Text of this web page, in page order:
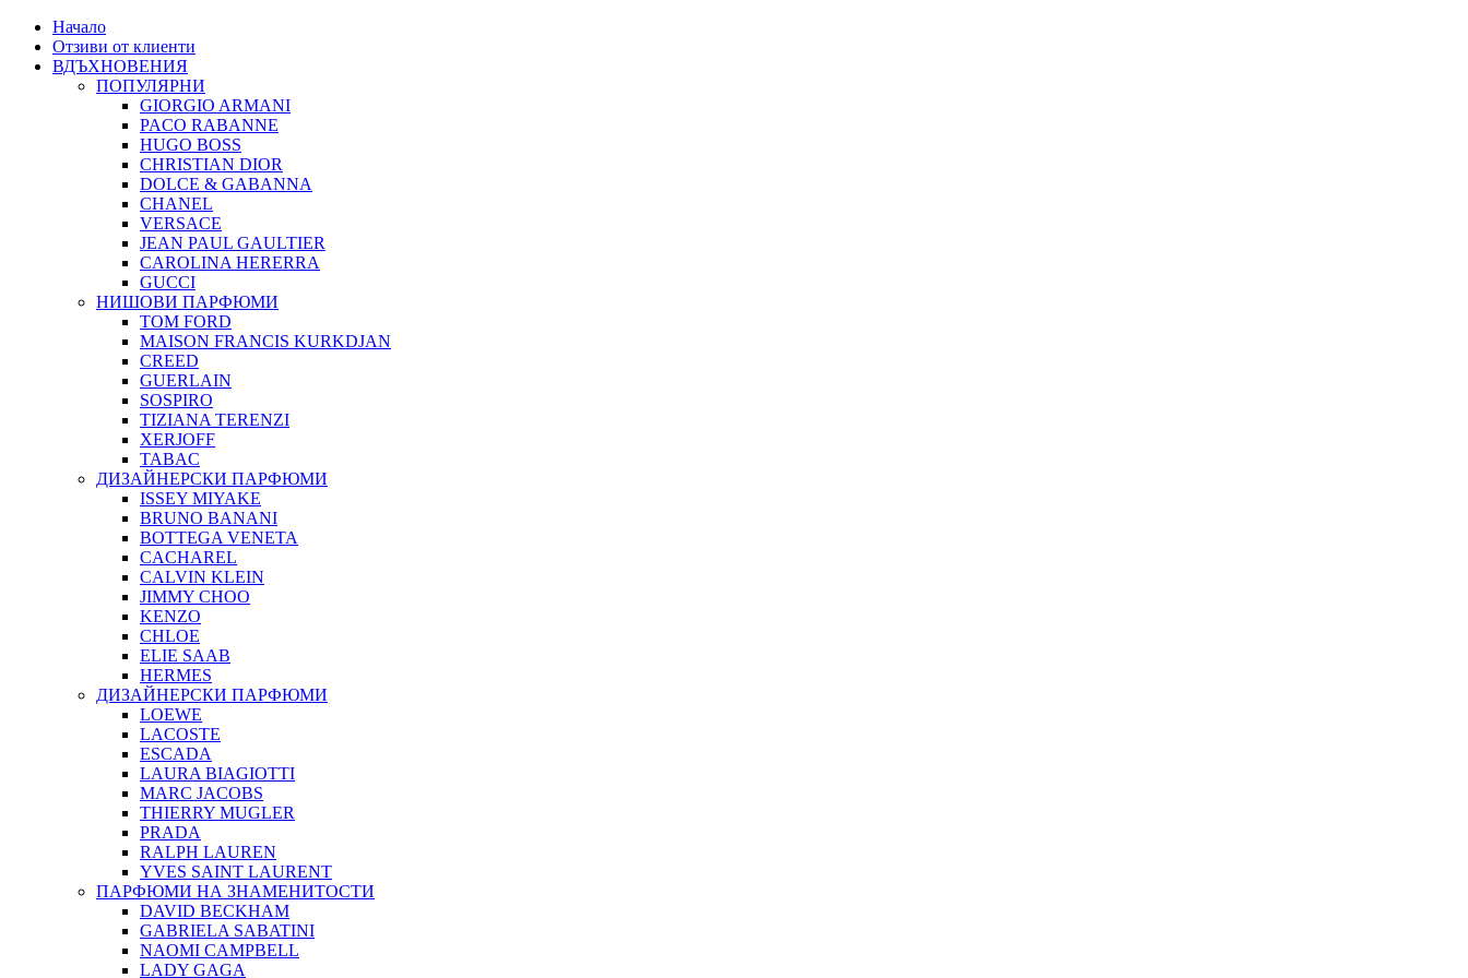
Начало
Отзиви от клиенти
ВДЪХНОВЕНИЯ
ПОПУЛЯРНИ
GIORGIO ARMANI
PACO RABANNE
HUGO BOSS
CHRISTIAN DIOR
DOLCE & GABANNA
CHANEL
VERSACE
JEAN PAUL GAULTIER
CAROLINA HERERRA
GUCCI
НИШОВИ ПАРФЮМИ
TOM FORD
MAISON FRANCIS KURKDJAN
CREED
GUERLAIN
SOSPIRO
TIZIANA TERENZI
XERJOFF
TABAC
ДИЗАЙНЕРСКИ ПАРФЮМИ
ISSEY MIYAKE
BRUNO BANANI
BOTTEGA VENETA
CACHAREL
CALVIN KLEIN
JIMMY CHOO
KENZO
CHLOE
ELIE SAAB
HERMES
ДИЗАЙНЕРСКИ ПАРФЮМИ
LOEWE
LACOSTE
ESCADA
LAURA BIAGIOTTI
MARC JACOBS
THIERRY MUGLER
PRADA
RALPH LAUREN
YVES SAINT LAURENT
ПАРФЮМИ НА ЗНАМЕНИТОСТИ
DAVID BECKHAM
GABRIELA SABATINI
NAOMI CAMPBELL
LADY GAGA